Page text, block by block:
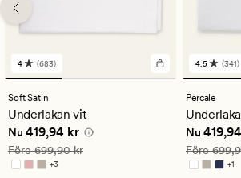
683
omdömen
med
ett
genomsnittligt
betyg
på
4
4 (683)
Soft Satin
Underlakan vit
Nuvarande pris
Nu 419,94 kr
Ordinarie pris 699,90 kr
Före699,90 kr
+3
Finns i fler färger
341
med
ett
betyg
på
4.5
4.5 (341)
Percale
Nu
Ordinarie
Före
+1